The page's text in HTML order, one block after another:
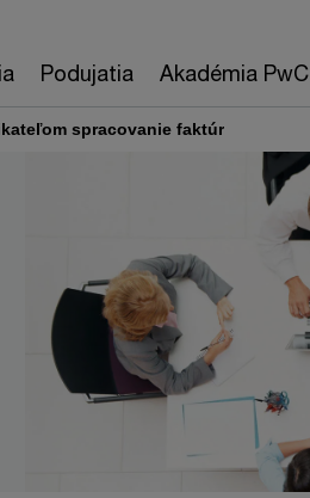
Podujatia Akadémia PwC
spracovanie faktúr